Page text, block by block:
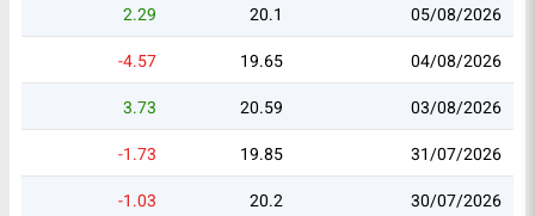
05/08/2026
20.1
2.29
04/08/2026
19.65
-4.57
03/08/2026
20.59
3.73
31/07/2026
19.85
-1.73
30/07/2026
20.2
-1.03